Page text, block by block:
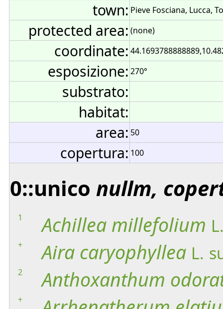
town: Pieve Fosciana, Lucca,
protected area: (none)
coordinate:
esposizione: 270°
substrato:
habitat:
area: 50
copertura: 100
0::unico nullm,
1 Achillea millefolium
+ Aira caryophyllea L.
2 Anthoxanthum
+